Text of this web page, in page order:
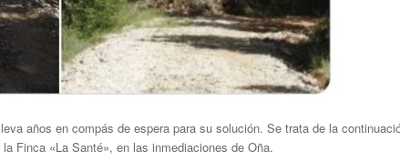
años en compás de espera para su solución. Se trata de la
Finca «La Santé», en las inmediaciones de Oña.